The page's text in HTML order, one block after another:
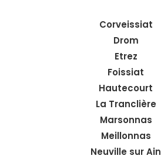
Corveissiat
Drom
Etrez
Foissiat
Hautecourt
La Tranclière
Marsonnas
Meillonnas
Neuville sur Ain